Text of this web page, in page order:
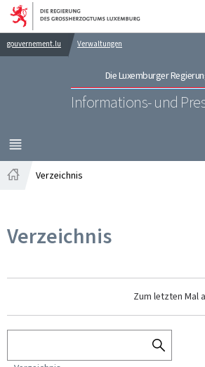
Zur Hauptnavigation
Zum Inhalt
gouvernement.lu Verwaltungen
Die Luxemburger
Informations- und
MENÜ
HAUPT-
Verzeichnis
Verzeichnis
Zum letzten Mal
SEARCH